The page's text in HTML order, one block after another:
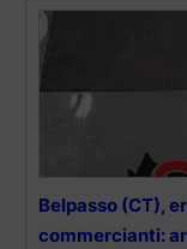
Belpasso (CT),
commercianti: